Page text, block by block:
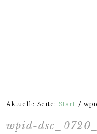
Aktuelle Seite:Start /
wpid-